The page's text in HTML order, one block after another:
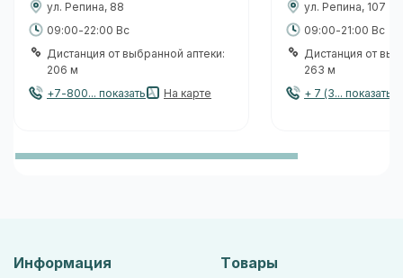
ул. Репина, 88
09:00-22:00 Вс
Дистанция от выбранной аптеки:
206 м
+7-800... показать
На карте
ул. Репина, 107
09:00-21:00 Вс
Дистанция от
263 м
+ 7 (3... показать
Информация Товары